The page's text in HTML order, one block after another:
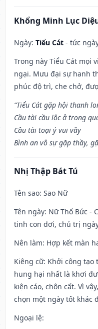
Khổng Minh Lục
Ngày: Tiểu Cát - tức
Trong này Tiểu Cát mọi
ngại. Mưu đại sự hanh
phúc độ trì, che chở,
“Tiểu Cát gặp hội thanh
Cầu tài cầu lộc ở trong
Cầu tài toại ý vui vầy
Bình an vô sự gặp thầy,
Nhị Thập Bát Tú
Tên sao: Sao Nữ
Tên ngày: Nữ Thổ Bức -
tinh con dơi, chủ trị
Nên làm: Hợp kết màn
Kiêng cữ: Khởi công tạo
hung hại nhất là khơi
kiện cáo, chôn cất. Vì
chọn một ngày tốt khác
Ngoại lệ: